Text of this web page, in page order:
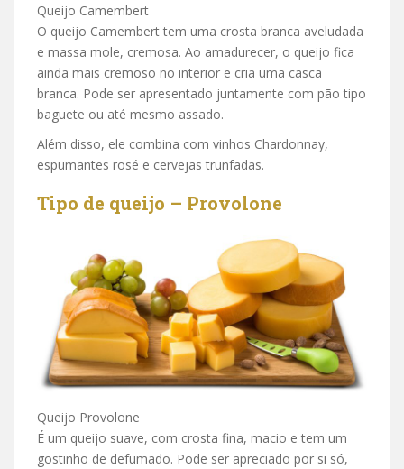
Queijo Camembert
O queijo Camembert tem uma crosta branca aveludada
e massa mole, cremosa. Ao amadurecer, o queijo fica
ainda mais cremoso no interior e cria uma casca
branca. Pode ser apresentado juntamente com pão tipo
baguete ou até mesmo assado.
Além disso, ele combina com vinhos Chardonnay,
espumantes rosé e cervejas trunfadas.
Tipo de queijo – Provolone
Queijo Provolone
É um queijo suave, com crosta fina, macio e tem um
gostinho de defumado. Pode ser apreciado por si só,